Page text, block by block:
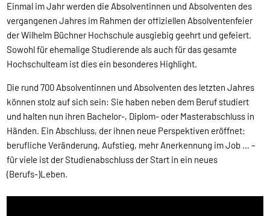
Einmal im Jahr werden die Absolventinnen und Absolventen des
vergangenen Jahres im Rahmen der offiziellen Absolventenfeier
der Wilhelm Büchner Hochschule ausgiebig geehrt und gefeiert.
Sowohl für ehemalige Studierende als auch für das gesamte
Hochschulteam ist dies ein besonderes Highlight.
Die rund 700 Absolventinnen und Absolventen des letzten Jahres
können stolz auf sich sein: Sie haben neben dem Beruf studiert
und halten nun ihren Bachelor-, Diplom- oder Masterabschluss in
Händen. Ein Abschluss, der ihnen neue Perspektiven eröffnet:
berufliche Veränderung, Aufstieg, mehr Anerkennung im Job … –
für viele ist der Studienabschluss der Start in ein neues
(Berufs-)Leben.